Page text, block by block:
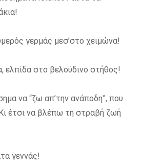
γερμάς μεσ’στο χειμώνα!
ελπίδα στο βελούδινο στήθος!
να “ζω απ’την ανάποδη”, που
έτσι να βλέπω τη στραβή ζωή
γεννάς!